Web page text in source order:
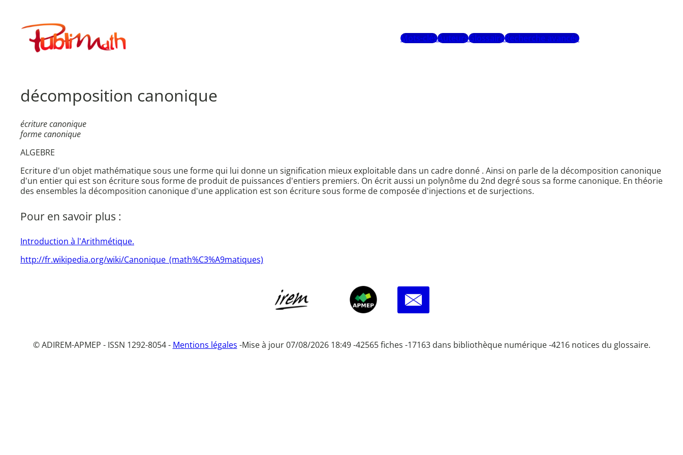
contenuPublimath
Mots-clésAuteursGlossaireRecherche avancée
décomposition canonique
écriture canonique
forme canonique
ALGEBRE
Ecriture d'un objet mathématique sous une forme qui lui donne un signification mieux exploitable dans un cadre donné . Ainsi on parle de la décomposition canonique
d'un entier qui est son écriture sous forme de produit de puissances d'entiers premiers. On écrit aussi un polynôme du 2nd degré sous sa forme canonique. En théorie
des ensembles la décomposition canonique d'une application est son écriture sous forme de composée d'injections et de surjections.
Pour en savoir plus :
Introduction à l'Arithmétique.
http://fr.wikipedia.org/wiki/Canonique_(math%C3%A9matiques)
© ADIREM-APMEP - ISSN 1292-8054 - Mentions légales -Mise à jour 07/08/2026 18:49 -42565 fiches -17163 dans bibliothèque numérique -4216 notices du glossaire.